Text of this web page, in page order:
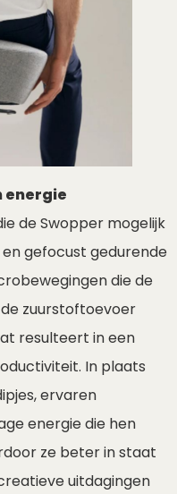
energie
de Swopper mogelijk
gefocust gedurende
die de
zuurstoftoevoer
resulteert in een
In plaats
ervaren
energie die hen
ze beter in staat
uitdagingen